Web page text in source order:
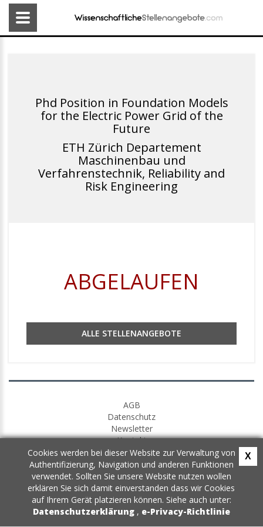
Phd Position in Foundation Models
for the Electric Power Grid of the
Future
ETH Zürich Departement
Maschinenbau und
Verfahrenstechnik, Reliability and
Risk Engineering
ABGELAUFEN
ALLE STELLENANGEBOTE
AGB
Datenschutz
Newsletter
Kontakt
Cookies werden bei dieser Website zur Verwaltung von
Authentifizierung, Navigation und anderen Funktionen
verwendet. Sollten Sie unsere Website nutzen wollen
erklären Sie sich damit einverstanden dass wir Cookies
auf Ihrem Gerät platzieren können. Siehe auch unter:
Datenschutzerklärung , e-Privacy-Richtlinie
X